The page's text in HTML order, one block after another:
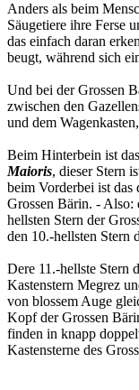
Anders als beim
Säugetiere ihre Ferse
das einfach daran
beugt, während sich
Und bei der Grossen
zwischen den
und dem
Beim Hinterbein ist
Maioris, dieser Stern
beim Vorderbei ist das
Grossen Bärin. - Also:
hellsten Stern der
den 10.-hellsten Stern
Dere 11.-hellste Stern
Kastenstern Megrez
von blossem Auge
Kopf der Grossen
finden in knapp
Kastensterne des